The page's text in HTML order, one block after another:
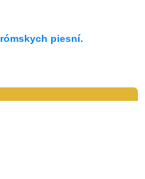
rómskych piesní.